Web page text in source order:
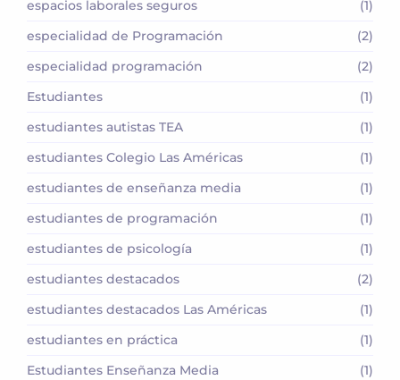
espacios laborales seguros
(1)
especialidad de Programación
(2)
especialidad programación
(2)
Estudiantes
(1)
estudiantes autistas TEA
(1)
estudiantes Colegio Las Américas
(1)
estudiantes de enseñanza media
(1)
estudiantes de programación
(1)
estudiantes de psicología
(1)
estudiantes destacados
(2)
estudiantes destacados Las Américas
(1)
estudiantes en práctica
(1)
Estudiantes Enseñanza Media
(1)